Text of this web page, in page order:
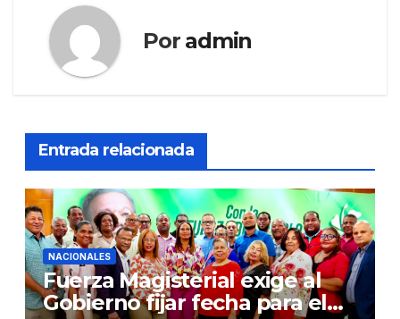
Por admin
Entrada relacionada
NACIONALES
Fuerza Magisterial exige al
Gobierno fijar fecha para el